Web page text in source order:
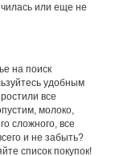
или еще не
на поиск
удобным
все
молоко,
сложного, все
и не забыть?
список покупок!